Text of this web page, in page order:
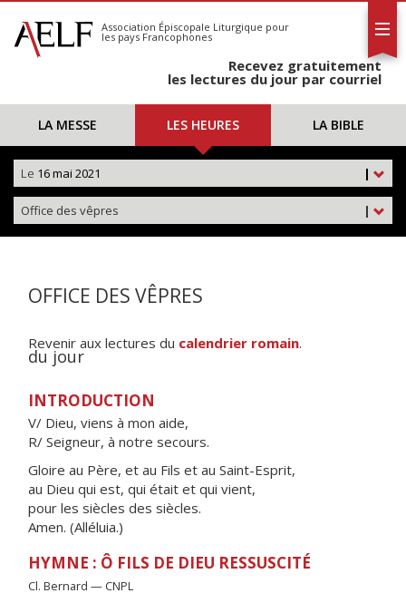
S'abonner
Calendrier
Association Épiscopale Liturgique pour
les pays Francophones
Recevez gratuitement
les lectures du jour par courriel
LA MESSE LES HEURES LA BIBLE
|
Le 16 mai 2021
|
Office des vêpres
OFFICE DES VÊPRES
Revenir aux lectures du calendrier romain.
du jour
INTRODUCTION
V/ Dieu, viens à mon aide,
R/ Seigneur, à notre secours.
Gloire au Père, et au Fils et au Saint-Esprit,
au Dieu qui est, qui était et qui vient,
pour les siècles des siècles.
Amen. (Alléluia.)
HYMNE : Ô FILS DE DIEU RESSUSCITÉ
Cl. Bernard — CNPL